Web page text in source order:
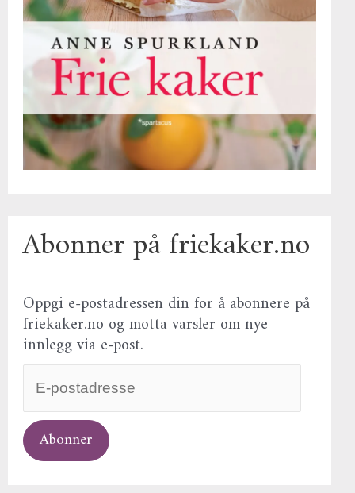
Abonner på friekaker.no
Oppgi e-postadressen din for å abonnere på
friekaker.no og motta varsler om nye
innlegg via e-post.
Abonner